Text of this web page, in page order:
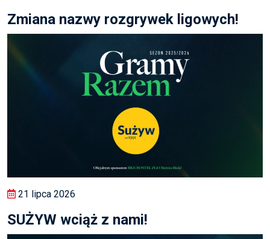
Zmiana nazwy rozgrywek ligowych!
21 lipca 2026
SUŻYW wciąż z nami!